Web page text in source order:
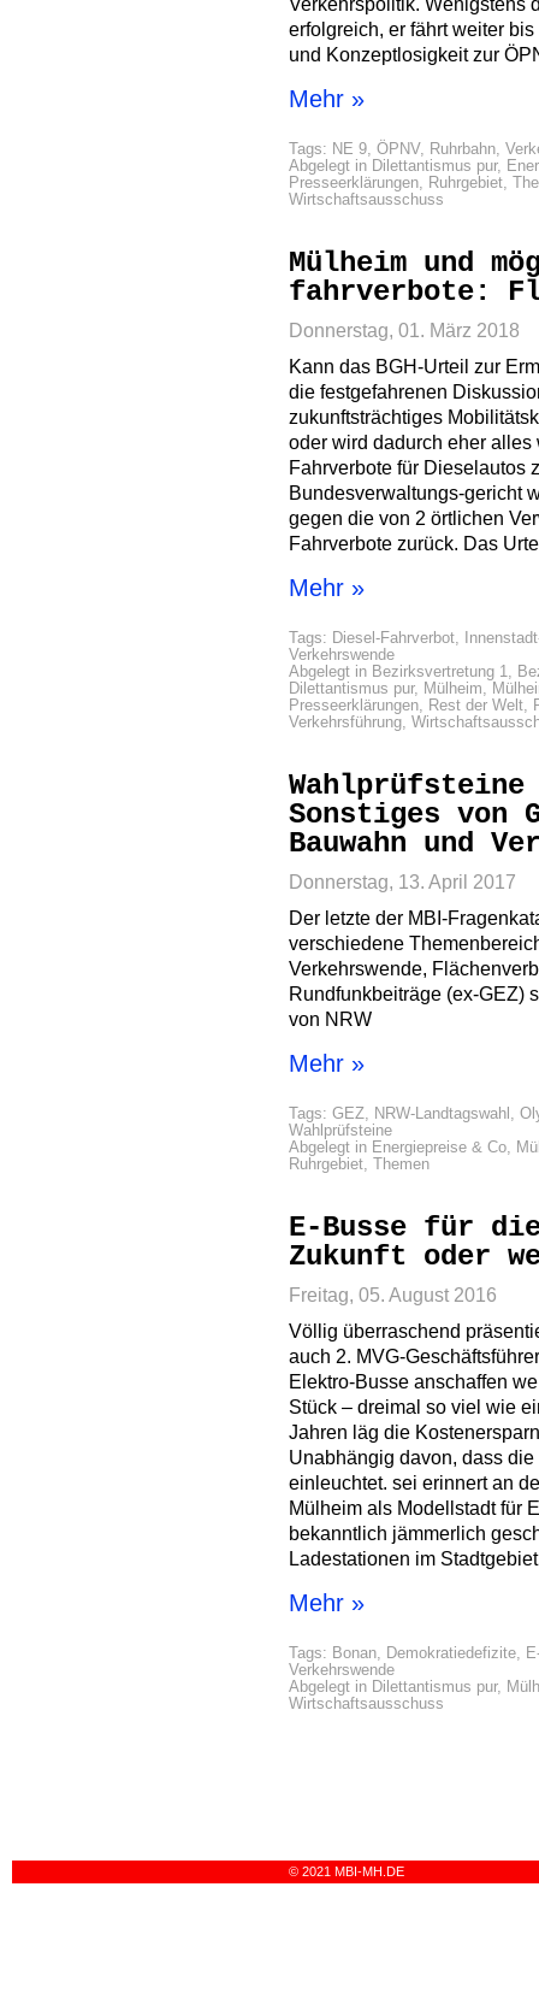
Verkehrspolitik. Wenigstens
erfolgreich, er fährt weiter
und Konzeptlosigkeit zur
Mehr »
Tags: NE 9, ÖPNV, Ruhrbahn,
Abgelegt in Dilettantismus pur,
Presseerklärungen, Ruhrgebiet,
Wirtschaftsausschuss
Mülheim und
fahrverbote:
Donnerstag, 01. März 2018
Kann das BGH-Urteil zur
die festgefahrenen
zukunftsträchtiges
oder wird dadurch eher
Fahrverbote für Dieselautos
Bundesverwaltungs-gericht
gegen die von 2 örtlichen
Fahrverbote zurück. Das
Mehr »
Tags: Diesel-Fahrverbot,
Verkehrswende
Abgelegt in Bezirksvertretung 1,
Dilettantismus pur, Mülheim,
Presseerklärungen, Rest der Welt,
Verkehrsführung,
Wahlprüfsteine
Sonstiges von
Bauwahn und
Donnerstag, 13. April 2017
Der letzte der MBI-
verschiedene
Verkehrswende,
Rundfunkbeiträge (ex-GEZ)
von NRW
Mehr »
Tags: GEZ, NRW-Landtagswahl ,
Wahlprüfsteine
Abgelegt in Energiepreise & Co,
Ruhrgebiet, Themen
E-Busse für
Zukunft oder
Freitag, 05. August 2016
Völlig überraschend
auch 2. MVG-
Elektro-Busse anschaffen
Stück – dreimal so viel wie
Jahren läg die
Unabhängig davon, dass
einleuchtet. sei erinnert an
Mülheim als Modellstadt für
bekanntlich jämmerlich
Ladestationen im
Mehr »
Tags: Bonan, Demokratiedefizite,
Verkehrswende
Abgelegt in Dilettantismus pur,
Wirtschaftsausschuss
© 2021 MBI-MH.DE